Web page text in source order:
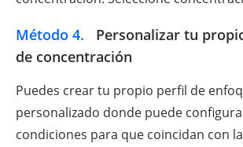
Método 4.
Personalizar tu
de concentración
Puedes crear tu propio perfil de
personalizado donde puede
condiciones para que coincidan con